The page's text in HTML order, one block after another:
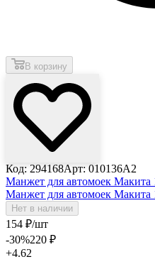
В корзину
Код: 294168Арт: 010136A2
Манжет для автомоек Макита
Манжет для автомоек Макита
Нет в наличии
154 ₽/шт
-30%220 ₽
+4.62